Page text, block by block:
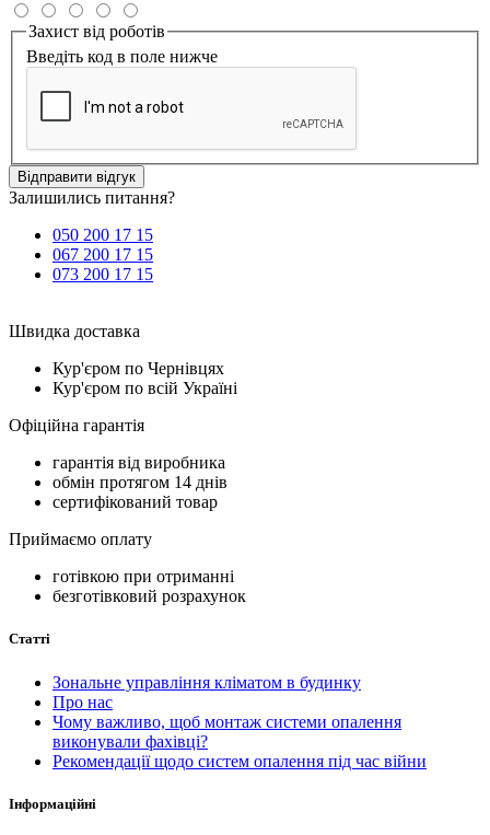
Захист від роботів
Введіть код в поле нижче
Відправити відгук
Залишились питання?
050 200 17 15
067 200 17 15
073 200 17 15
Швидка доставка
Кур'єром по Чернівцях
Кур'єром по всій Україні
Офіційна гарантія
гарантія від виробника
обмін протягом 14 днів
сертифікований товар
Приймаємо оплату
готівкою при отриманні
безготівковий розрахунок
Статті
Зональне управління кліматом в будинку
Про нас
Чому важливо, щоб монтаж системи опалення
виконували фахівці?
Рекомендації щодо систем опалення під час війни
Інформаційні